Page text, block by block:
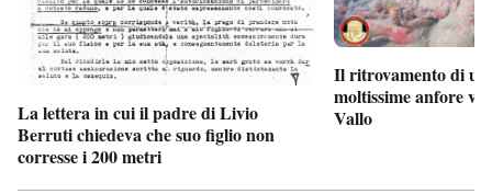
La lettera in cui il padre di Livio
Berruti chiedeva che suo figlio non
corresse i 200 metri
Il ritrovamento di
moltissime anfore
Vallo